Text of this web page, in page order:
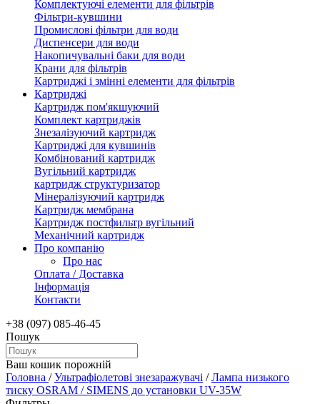
Комплектуючі елементи для фільтрів
Фільтри-кувшини
Промислові фільтри для води
Диспенсери для води
Накопичувальні баки для води
Крани для фільтрів
Картриджі і змінні елементи для фільтрів
Картриджі
Картридж пом'якшуючий
Комплект картриджів
Знезалізуючий картридж
Картриджі для кувшинів
Комбінований картридж
Вугільний картридж
картридж структуризатор
Мінералізуючий картридж
Картридж мембрана
Картридж постфильтр вугільний
Механічний картридж
Про компанію
Про нас
Оплата / Доставка
Інформація
Контакти
+38 (097) 085-46-45
Пошук
Ваш кошик порожній
Головна /Ультрафіолетові знезаражувачі /Лампа низького
тиску OSRAM / SIMENS до установки UV-35W